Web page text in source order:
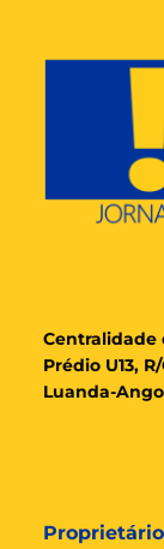
Centralidade
Prédio U13,
Luanda-
Proprietário